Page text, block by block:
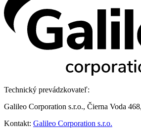
Technický prevádzkovateľ:
Galileo Corporation s.r.o., Čierna Voda
Kontakt: Galileo Corporation s.r.o.